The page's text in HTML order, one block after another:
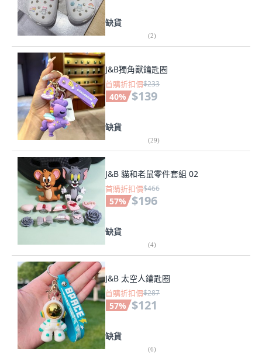
缺貨
(2)
J&B獨角獸鑰匙圈
首購折扣價$233
40% $139
缺貨
(29)
J&B 貓和老鼠零件套組 02
首購折扣價$466
57% $196
缺貨
(4)
J&B 太空人鑰匙圈
首購折扣價$287
57% $121
缺貨
(6)